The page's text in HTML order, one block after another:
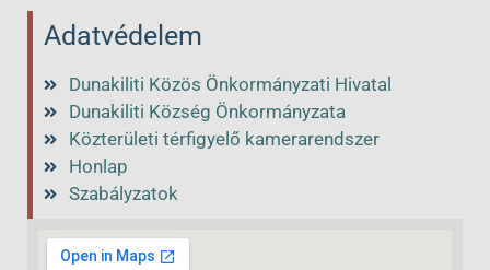
Adatvédelem
Dunakiliti Közös Önkormányzati Hivatal
Dunakiliti Község Önkormányzata
Közterületi térfigyelő kamerarendszer
Honlap
Szabályzatok